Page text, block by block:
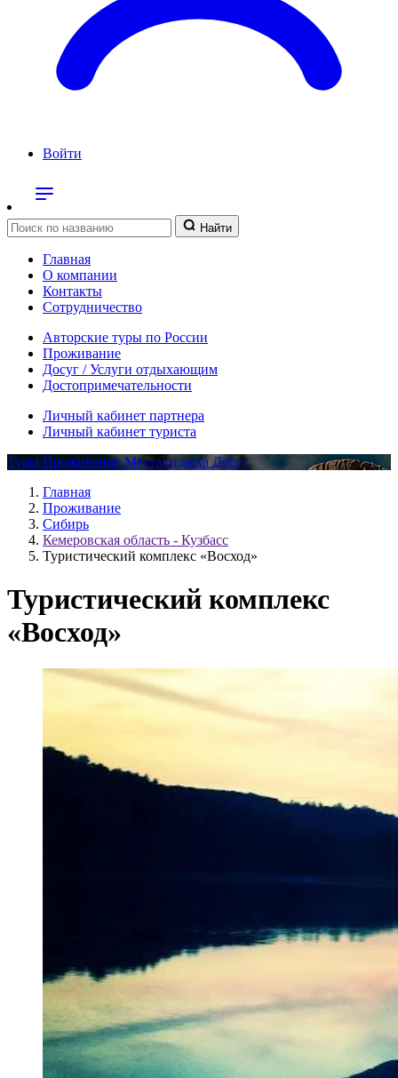
Войти
Найти
Главная
О компании
Контакты
Сотрудничество
Авторские туры по России
Проживание
Досуг / Услуги отдыхающим
Достопримечательности
Личный кабинет партнера
Личный кабинет туриста
Туры ПроживаниеМеста отдыха Досуг
Главная
Проживание
Сибирь
Кемеровская область - Кузбасс
Туристический комплекс «Восход»
Туристический комплекс
«Восход»